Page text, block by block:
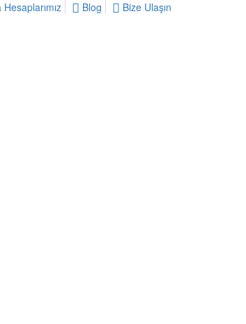
Blog
Bize Ulaşın